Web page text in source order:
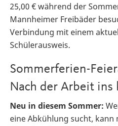
25,00 € während der
Mannheimer Freibäder
Verbindung mit einem
Schülerausweis.
Sommerferien-
Nach der Arbeit ins
Neu in diesem Sommer:
eine Abkühlung sucht,